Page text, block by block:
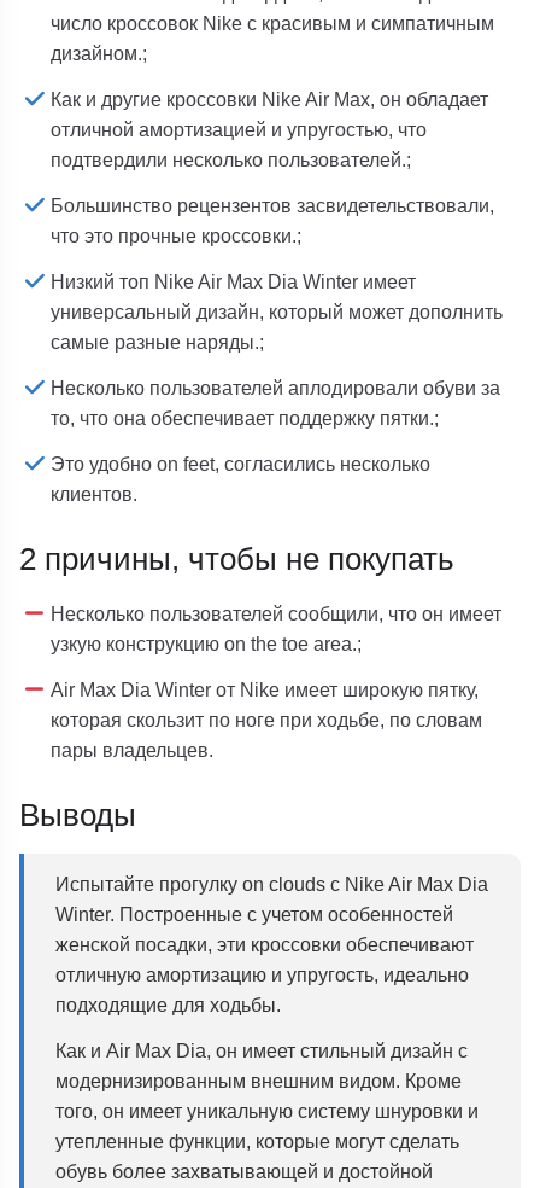
число кроссовок Nike с красивым и симпатичным
дизайном.;
Как и другие кроссовки Nike Air Max, он обладает
отличной амортизацией и упругостью, что
подтвердили несколько пользователей.;
Большинство рецензентов засвидетельствовали,
что это прочные кроссовки.;
Низкий топ Nike Air Max Dia Winter имеет
универсальный дизайн, который может дополнить
самые разные наряды.;
Несколько пользователей аплодировали обуви за
то, что она обеспечивает поддержку пятки.;
Это удобно on feet, согласились несколько
клиентов.
2 причины, чтобы не покупать
Несколько пользователей сообщили, что он имеет
узкую конструкцию on the toe area.;
Air Max Dia Winter от Nike имеет широкую пятку,
которая скользит по ноге при ходьбе, по словам
пары владельцев.
Выводы
Испытайте прогулку on clouds с Nike Air Max Dia
Winter. Построенные с учетом особенностей
женской посадки, эти кроссовки обеспечивают
отличную амортизацию и упругость, идеально
подходящие для ходьбы.
Как и Air Max Dia, он имеет стильный дизайн с
модернизированным внешним видом. Кроме
того, он имеет уникальную систему шнуровки и
утепленные функции, которые могут сделать
обувь более захватывающей и достойной